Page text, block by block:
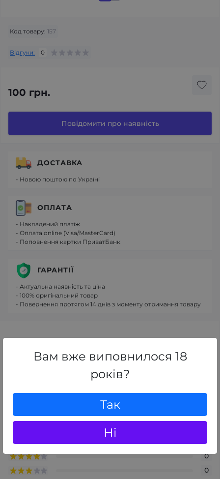
Вам вже виповнилося 18
років?
Так
Ні
Код товару: 157
Відгуки: 0
100 грн.
Повідомити про наявність
середній рейтинг товару
0
0
0
ДОСТАВКА
- Новою поштою по Україні
ОПЛАТА
- Накладений платіж
- Оплата online (Visa/MasterCard)
- Поповнення картки ПриватБанк
ГАРАНТІЇ
- Актуальна наявність та ціна
- 100% оригінальний товар
- Повернення протягом 14 днів з моменту отримання товару